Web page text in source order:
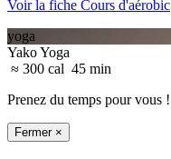
Voir la fiche Cours d'aérobic
yoga
Yako Yoga
≈ 300 cal 45 min
Prenez du temps pour vous !
Fermer ×